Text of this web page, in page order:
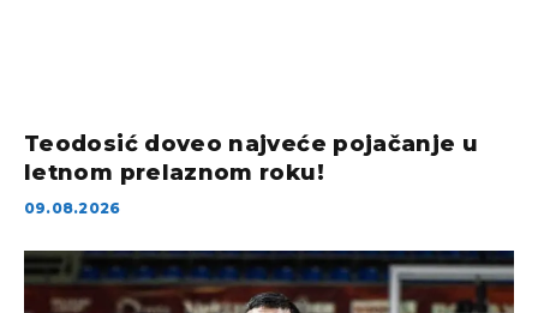
Teodosić doveo najveće pojačanje u
letnom prelaznom roku!
09.08.2026